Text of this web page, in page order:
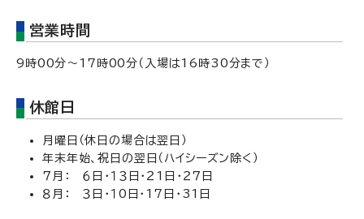
営業時間
9時00分～17時00分（入場は16時30分まで）
休館日
月曜日（休日の場合は翌日）
年末年始、祝日の翌日（ハイシーズン除く）
７月： ６日・１３日・２1日・２７日
８月： ３日・１0日・17日・31日